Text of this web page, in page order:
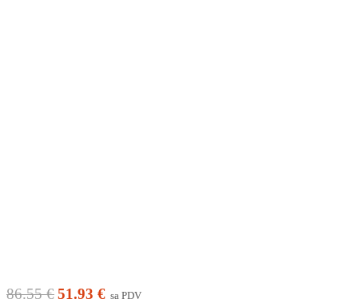
86.55€
Izvorna
51.93 €
Trenutna
sa PDV